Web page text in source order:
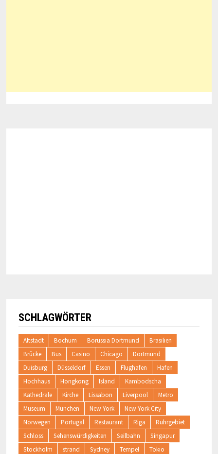
SCHLAGWÖRTER
Altstadt Bochum Borussia Dortmund
Brasilien
Brücke
Bus Casino Chicago
Dortmund
Duisburg
Düsseldorf Essen Flughafen
Hafen
Hochhaus
Hongkong Island
Kambodscha
Kathedrale
Kirche Lissabon Liverpool
Metro
Museum
München New York
New York City
Norwegen
Portugal Restaurant Riga
Ruhrgebiet
Schloss
Sehenswürdigkeiten Seilbahn
Singapur
Stockholm
strand Sydney Tempel
Tokio